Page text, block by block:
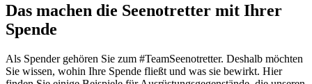
Das machen die Seenotretter mit Ihrer
Spende
Als Spender gehören Sie zum #TeamSeenotretter. Deshalb möchten
Sie wissen, wohin Ihre Spende fließt und was sie bewirkt. Hier